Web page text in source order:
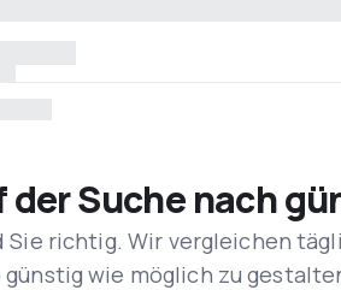
der Suche nach
Sie richtig. Wir vergleichen
günstig wie möglich zu